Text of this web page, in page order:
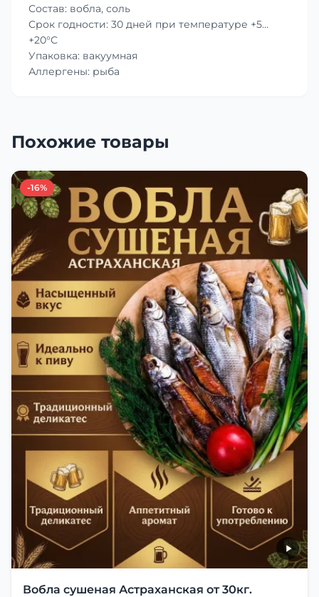
Состав: вобла, соль
Срок годности: 30 дней при температуре +5…
+20°C
Упаковка: вакуумная
Аллергены: рыба
Похожие товары
-16%
Вобла сушеная Астраханская от 30кг.